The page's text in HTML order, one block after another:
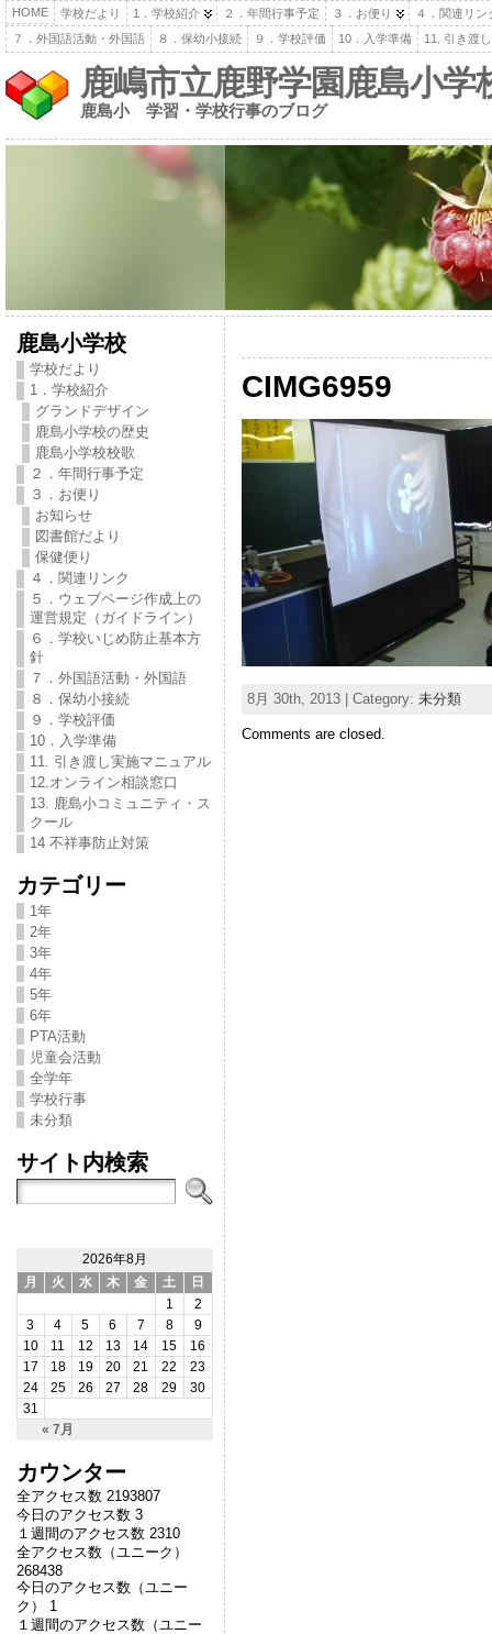
HOME 学校だより 1．学校紹介 ２．年間行事予定 ３．お便り
４．関連リン
７．外国語活動・外国語
８．保幼小接続 ９．学校評価 10．入学準備 11. 引き渡
鹿嶋市立鹿野学園鹿島小学
鹿島小 学習・学校行事のブログ
鹿島小学校
学校だより
1．学校紹介
グランドデザイン
鹿島小学校の歴史
鹿島小学校校歌
２．年間行事予定
３．お便り
お知らせ
図書館だより
保健便り
４．関連リンク
５．ウェブページ作成上の
運営規定（ガイドライン）
６．学校いじめ防止基本方
針
７．外国語活動・外国語
８．保幼小接続
９．学校評価
10．入学準備
11. 引き渡し実施マニュアル
12.オンライン相談窓口
13. 鹿島小コミュニティ・ス
クール
14 不祥事防止対策
カテゴリー
1年
2年
3年
4年
5年
6年
PTA活動
児童会活動
全学年
学校行事
未分類
サイト内検索
2026年8月
月
火 水 木 金 土 日
« 7月
1
2
3
4 5 6 7 8
9
10
11 12 13 14 15
16
17
18 19 20 21 22
23
24
25 26 27 28 29
30
31
カウンター
全アクセス数 2193807
今日のアクセス数 3
１週間のアクセス数 2310
全アクセス数（ユニーク）
268438
今日のアクセス数（ユニー
ク） 1
１週間のアクセス数（ユニー
CIMG6959
8月 30th, 2013 | Category: 未分類
Comments are closed.